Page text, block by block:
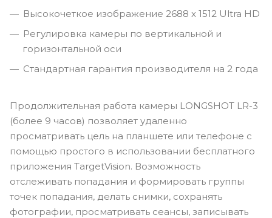
Высокочеткое изображение 2688 x 1512 Ultra HD
Регулировка камеры по вертикальной и
горизонтальной оси
Стандартная гарантия производителя на 2 года
Продолжительная работа камеры LONGSHOT LR-3
(более 9 часов) позволяет удаленно
просматривать цель на планшете или телефоне с
помощью простого в использовании бесплатного
приложения TargetVision. Возможность
отслеживать попадания и формировать группы
точек попадания, делать снимки, сохранять
фотографии, просматривать сеансы, записывать